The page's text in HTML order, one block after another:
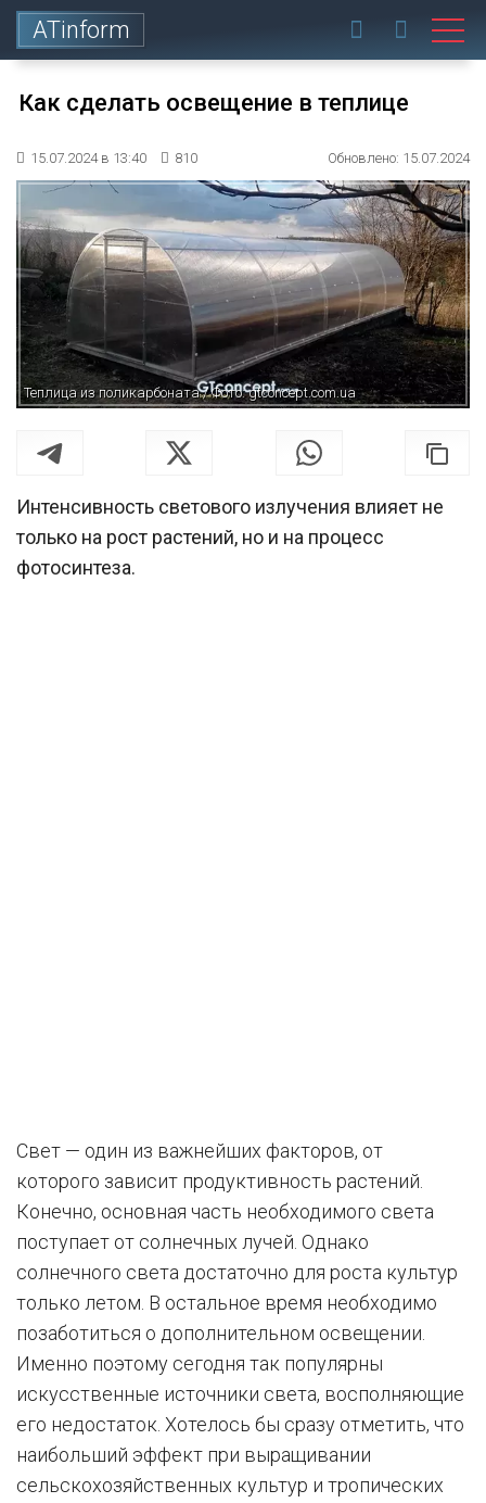
ATinform
Как сделать освещение в теплице
15.07.2024 в 13:40 810 Обновлено: 15.07.2024
Теплица из поликарбоната / Фото: gtconcept.com.ua
Интенсивность светового излучения влияет не
только на рост растений, но и на процесс
фотосинтеза.
Свет — один из важнейших факторов, от
которого зависит продуктивность растений.
Конечно, основная часть необходимого света
поступает от солнечных лучей. Однако
солнечного света достаточно для роста культур
только летом. В остальное время необходимо
позаботиться о дополнительном освещении.
Именно поэтому сегодня так популярны
искусственные источники света, восполняющие
его недостаток. Хотелось бы сразу отметить, что
наибольший эффект при выращивании
сельскохозяйственных культур и тропических